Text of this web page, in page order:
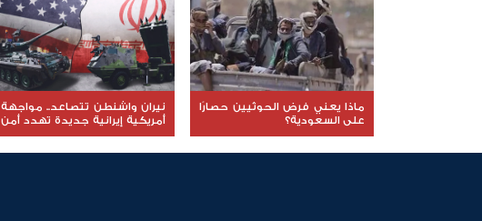
ماذا يعني فرض الحوثيين حصارًا
على السعودية؟
نيران واشنطن تتصاعد.. مواجهة
أمريكية إيرانية جديدة تهدد أمن
الخليج وترفع أسعار النفط